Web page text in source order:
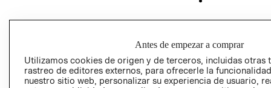
GIFT CARD
AVISO DE
Antes de empezar a comprar
Utilizamos cookies de origen y de terceros, incluidas otras
rastreo de editores externos, para ofrecerle la
nuestro sitio web, personalizar su experiencia de usuario,